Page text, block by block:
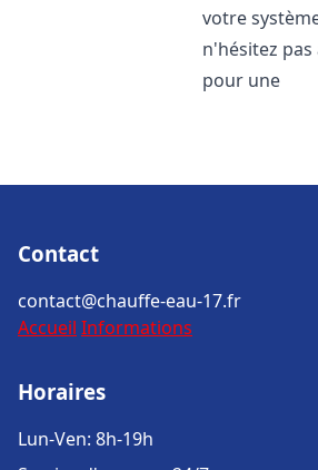
votre
n'hésitez
pour une
Contact
contact@chauffe-eau-17.fr
Accueil Informations
Horaires
Lun-Ven: 8h-19h